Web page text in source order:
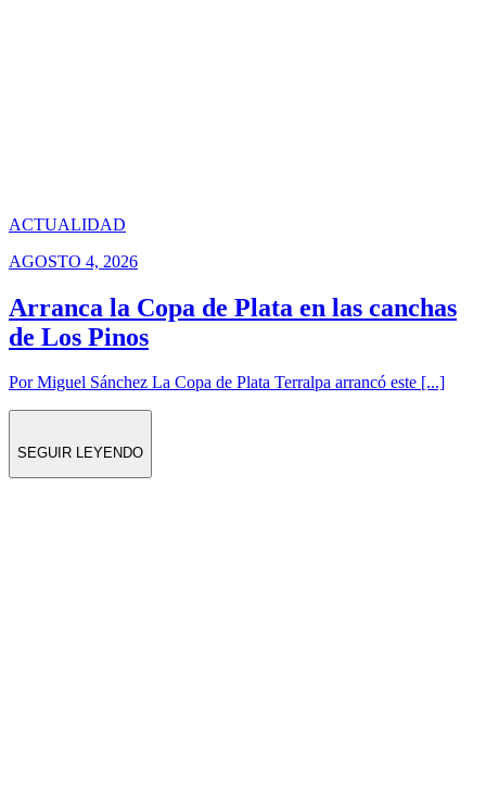
ACTUALIDAD
AGOSTO 4, 2026
Arranca la Copa de Plata en las canchas
de Los Pinos
Por Miguel Sánchez La Copa de Plata Terralpa arrancó este [...]
SEGUIR LEYENDO